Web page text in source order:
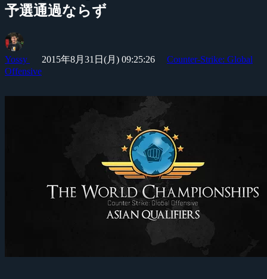
予選通過ならず
Yossy 2015年8月31日(月) 09:25:26
Counter-Strike: Global
Offensive